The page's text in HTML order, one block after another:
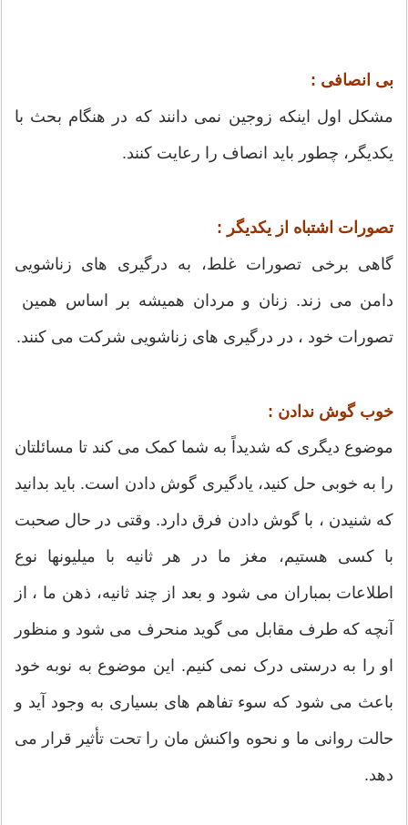
بی انصافی :
مشکل اول اینکه زوجین نمی دانند که در هنگام بحث با
یکدیگر، چطور باید انصاف را رعایت کنند.
تصورات اشتباه از یکدیگر :
گاهی برخی تصورات غلط، به درگیری های زناشویی
دامن می زند. زنان و مردان همیشه بر اساس همین
تصورات خود ، در درگیری های زناشویی شرکت می کنند.
خوب گوش ندادن :
موضوع دیگری که شدیداً به شما کمک می کند تا مسائلتان
را به خوبی حل کنید، یادگیری گوش دادن است. باید بدانید
که شنیدن ، با گوش دادن فرق دارد. وقتی در حال صحبت
با کسی هستیم، مغز ما در هر ثانیه با میلیونها نوع
اطلاعات بمباران می شود و بعد از چند ثانیه، ذهن ما ، از
آنچه که طرف مقابل می گوید منحرف می شود و منظور
او را به درستی درک نمی کنیم. این موضوع به نوبه خود
باعث می شود که سوء تفاهم های بسیاری به وجود آید و
حالت روانی ما و نحوه واکنش مان را تحت تأثیر قرار می
دهد.